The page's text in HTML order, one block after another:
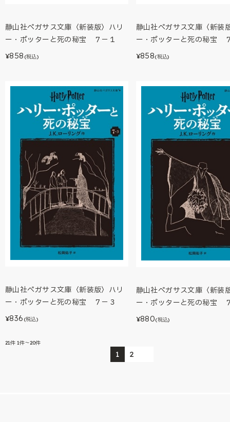
静山社ペガサス文庫〈新装版〉ハリ
ー・ポッターと死の秘宝 ７－１
¥858 (税込)
静山社ペガサス文庫〈新装
ー・ポッターと死の秘宝
¥858(税込)
静山社ペガサス文庫〈新装版〉ハリ
ー・ポッターと死の秘宝 ７－３
¥836 (税込)
静山社ペガサス文庫〈新装
ー・ポッターと死の秘宝
¥880(税込)
21件 1件～20件
1 2